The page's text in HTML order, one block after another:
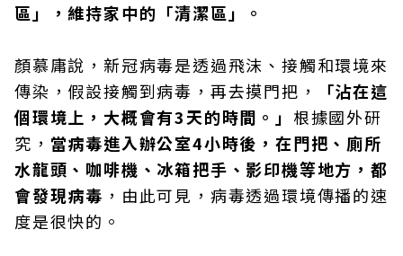
區」​，維持家中的「清潔區」。
顏慕庸說，新冠病毒是透過飛沫、接觸和環境來
傳染，假設接觸到病毒，再去摸門把，
「沾在這
個環境上，大概會有3天的時間。」 根據國外研
究， 當病毒進入辦公室4小時後，在門把、廁所
水龍頭、咖啡機、冰箱把手、影印機等地方，都
會發現病毒 ，由此可見，病毒透過環境傳播的速
度是很快的。